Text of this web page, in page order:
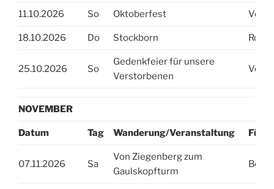
11.10.2026 So Oktoberfest
18.10.2026 Do Stockborn Rolf
25.10.2026 So
Gedenkfeier für unsere
Verstorbenen
NOVEMBER
Datum Tag Wanderung/Veranstaltung
07.11.2026 Sa
Von Ziegenberg zum
Gaulskopfturm